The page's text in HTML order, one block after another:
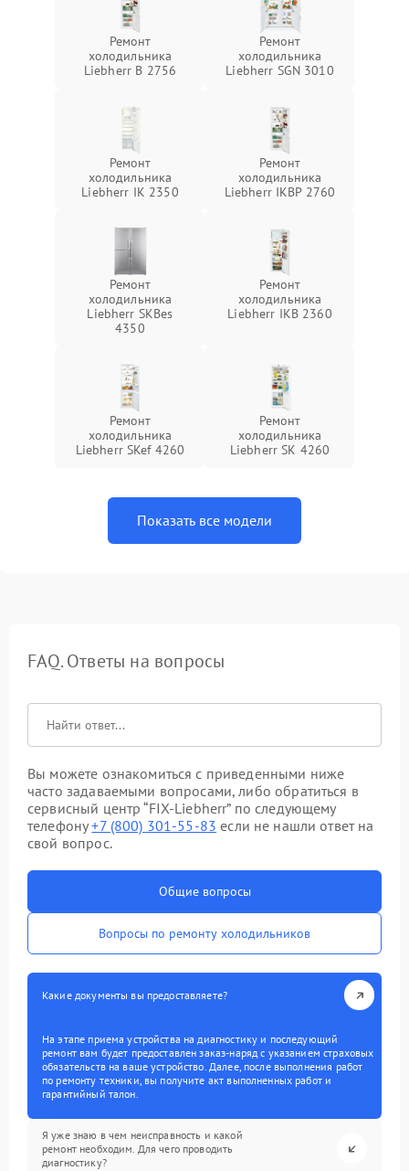
Ремонт
холодильника
Liebherr B 2756
Ремонт
холодильника
Liebherr SGN 3010
Ремонт
холодильника
Liebherr IK 2350
Ремонт
холодильника
Liebherr IKBP 2760
Ремонт
холодильника
Liebherr SKBes
4350
Ремонт
холодильника
Liebherr IKB 2360
Ремонт
холодильника
Liebherr SKef 4260
Ремонт
холодильника
Liebherr SK 4260
Показать все модели
FAQ. Ответы на вопросы
Вы можете ознакомиться с приведенными ниже
часто задаваемыми вопросами, либо обратиться в
сервисный центр “FIX-Liebherr” по следующему
телефону+7 (800) 301-55-83 если не нашли ответ на
свой вопрос.
Общие вопросы
Вопросы по ремонту холодильников
Какие документы вы предоставляете?
На этапе приема устройства на диагностику и последующий
ремонт вам будет предоставлен заказ-наряд с указанием страховых
обязательств на ваше устройство. Далее, после выполнения работ
по ремонту техники, вы получите акт выполненных работ и
гарантийный талон.
Я уже знаю в чем неисправность и какой
ремонт необходим. Для чего проводить
диагностику?